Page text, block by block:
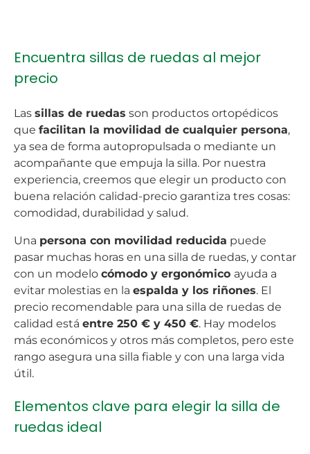
Encuentra sillas de ruedas al mejor
precio
Las sillas de ruedas son productos ortopédicos
que facilitan la movilidad de cualquier persona,
ya sea de forma autopropulsada o mediante un
acompañante que empuja la silla. Por nuestra
experiencia, creemos que elegir un producto con
buena relación calidad-precio garantiza tres cosas:
comodidad, durabilidad y salud.
Una persona con movilidad reducida puede
pasar muchas horas en una silla de ruedas, y contar
con un modelo cómodo y ergonómico ayuda a
evitar molestias en la espalda y los riñones. El
precio recomendable para una silla de ruedas de
calidad está entre 250 € y 450 €. Hay modelos
más económicos y otros más completos, pero este
rango asegura una silla fiable y con una larga vida
útil.
Elementos clave para elegir la silla de
ruedas ideal